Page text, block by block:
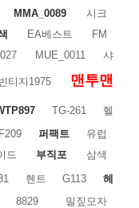
MMA_0089
시크
EA베스트
FM
MUE_0011 샤
티지1975
맨투맨
TG-261
헬
퍼팩트
유럽
드 부직포
삼색
헨트 G113
헤
8829
밀짚모자